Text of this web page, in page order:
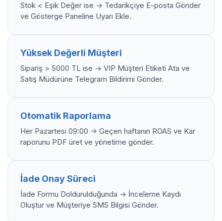
Stok < Eşik Değer ise -> Tedarikçiye E-posta Gönder
ve Gösterge Paneline Uyarı Ekle.
Yüksek Değerli Müşteri
Sipariş > 5000 TL ise -> VIP Müşteri Etiketi Ata ve
Satış Müdürüne Telegram Bildirimi Gönder.
Otomatik Raporlama
Her Pazartesi 09:00 -> Geçen haftanın ROAS ve Kar
raporunu PDF üret ve yönetime gönder.
İade Onay Süreci
İade Formu Doldurulduğunda -> İnceleme Kaydı
Oluştur ve Müşteriye SMS Bilgisi Gönder.